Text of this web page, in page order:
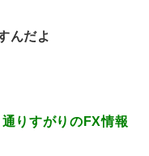
んだよ
りすがりのFX情報